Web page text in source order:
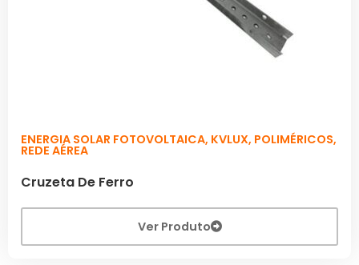
ENERGIA SOLAR FOTOVOLTAICA, KVLUX, POLIMÉRICOS,
REDE AÉREA
Cruzeta De Ferro
Ver Produto